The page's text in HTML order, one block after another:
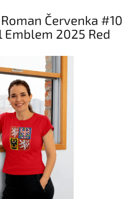
Červenka #10
Emblem 2025 Red